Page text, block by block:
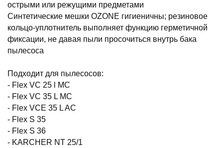
острыми или режущими предметами
Синтетические мешки OZONE гигиеничны; резиновое
кольцо-уплотнитель выполняет функцию герметичной
фиксации, не давая пыли просочиться внутрь бака
пылесоса
Подходит для пылесосов:
- Flex VC 25 l MC
- Flex VC 35 L MC
- Flex VCE 35 L AC
- Flex S 35
- Flex S 36
- KARCHER NT 25/1